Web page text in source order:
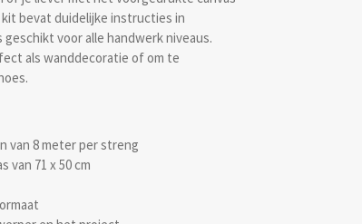
bevat duidelijke instructies in
voor alle handwerk niveaus.
als wanddecoratie of om te
van 8 meter per streng
van 71 x 50 cm